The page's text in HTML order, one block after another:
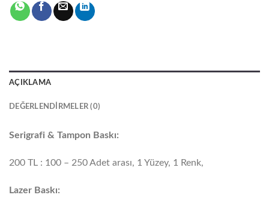
AÇIKLAMA
DEĞERLENDIRMELER (0)
Serigrafi & Tampon Baskı:
200 TL : 100 – 250 Adet arası, 1 Yüzey, 1 Renk,
Lazer Baskı: